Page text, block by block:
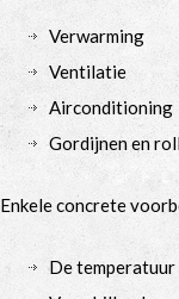
Verwarming
Ventilatie
Airconditioning
Gordijnen en
Enkele concrete
De